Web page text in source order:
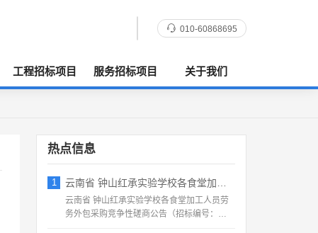
010-60868695
工程招标项目 服务招标项目 关于我们
热点信息
1 云南省 钟山红承实验学校各食堂加工人员劳
云南省 钟山红承实验学校各食堂加工人员劳
务外包采购竞争性磋商公告（招标编号：